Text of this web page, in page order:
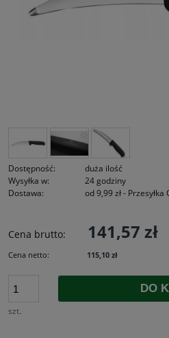
Dostępność:
duża ilość
Wysyłka w:
24 godziny
Dostawa:
od 9,99 zł- Przesyłka
Cena nie zawiera ewentualnych
Cena brutto: 141,57 zł
Cena netto: 115,10 zł
szt.
DO